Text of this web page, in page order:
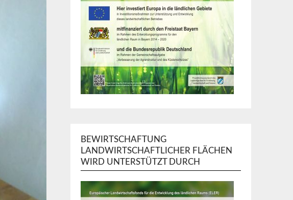
BEWIRTSCHAFTUNG
LANDWIRTSCHAFTLICHER FLÄCHEN
WIRD UNTERSTÜTZT DURCH